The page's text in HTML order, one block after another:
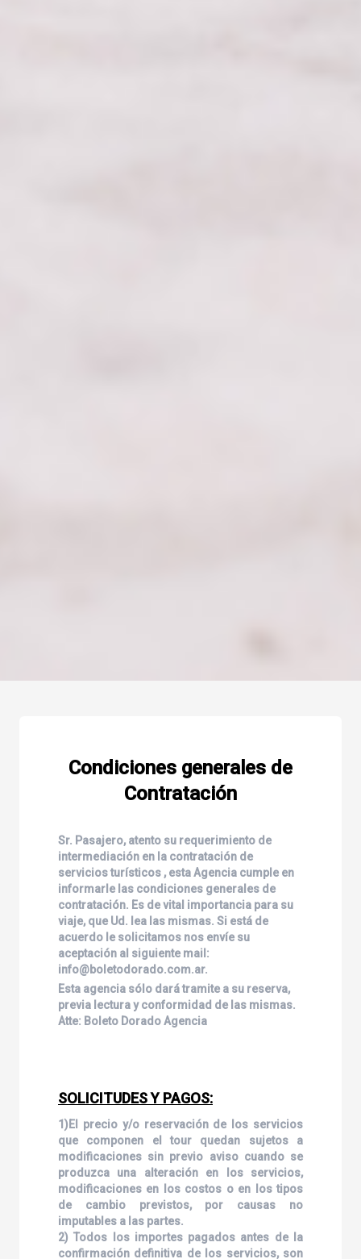
Condiciones generales de
Contratación
Sr. Pasajero, atento su requerimiento de
intermediación en la contratación de
servicios turísticos , esta Agencia cumple en
informarle las condiciones generales de
contratación. Es de vital importancia para su
viaje, que Ud. lea las mismas. Si está de
acuerdo le solicitamos nos envíe su
aceptación al siguiente mail:
info@boletodorado.com.ar.
Esta agencia sólo dará tramite a su reserva,
previa lectura y conformidad de las mismas.
Atte: Boleto Dorado Agencia
SOLICITUDES Y PAGOS:
1)El precio y/o reservación de los servicios
que componen el tour quedan sujetos a
modificaciones sin previo aviso cuando se
produzca una alteración en los servicios,
modificaciones en los costos o en los tipos
de cambio previstos, por causas no
imputables a las partes.
2) Todos los importes pagados antes de la
confirmación definitiva de los servicios, son